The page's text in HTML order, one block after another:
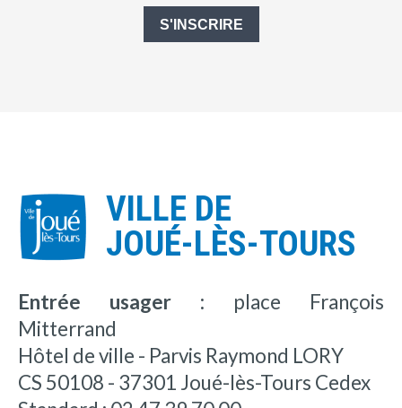
S'INSCRIRE
VILLE DE
JOUÉ-LÈS-TOURS
Entrée usager : place François
Mitterrand
Hôtel de ville - Parvis Raymond LORY
CS 50108 - 37301 Joué-lès-Tours Cedex